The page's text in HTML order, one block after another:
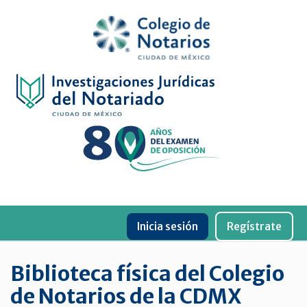
Física
Jurídica
virtual
de
Inicia sesión Regístrate
Biblioteca física del Colegio
de Notarios de la CDMX